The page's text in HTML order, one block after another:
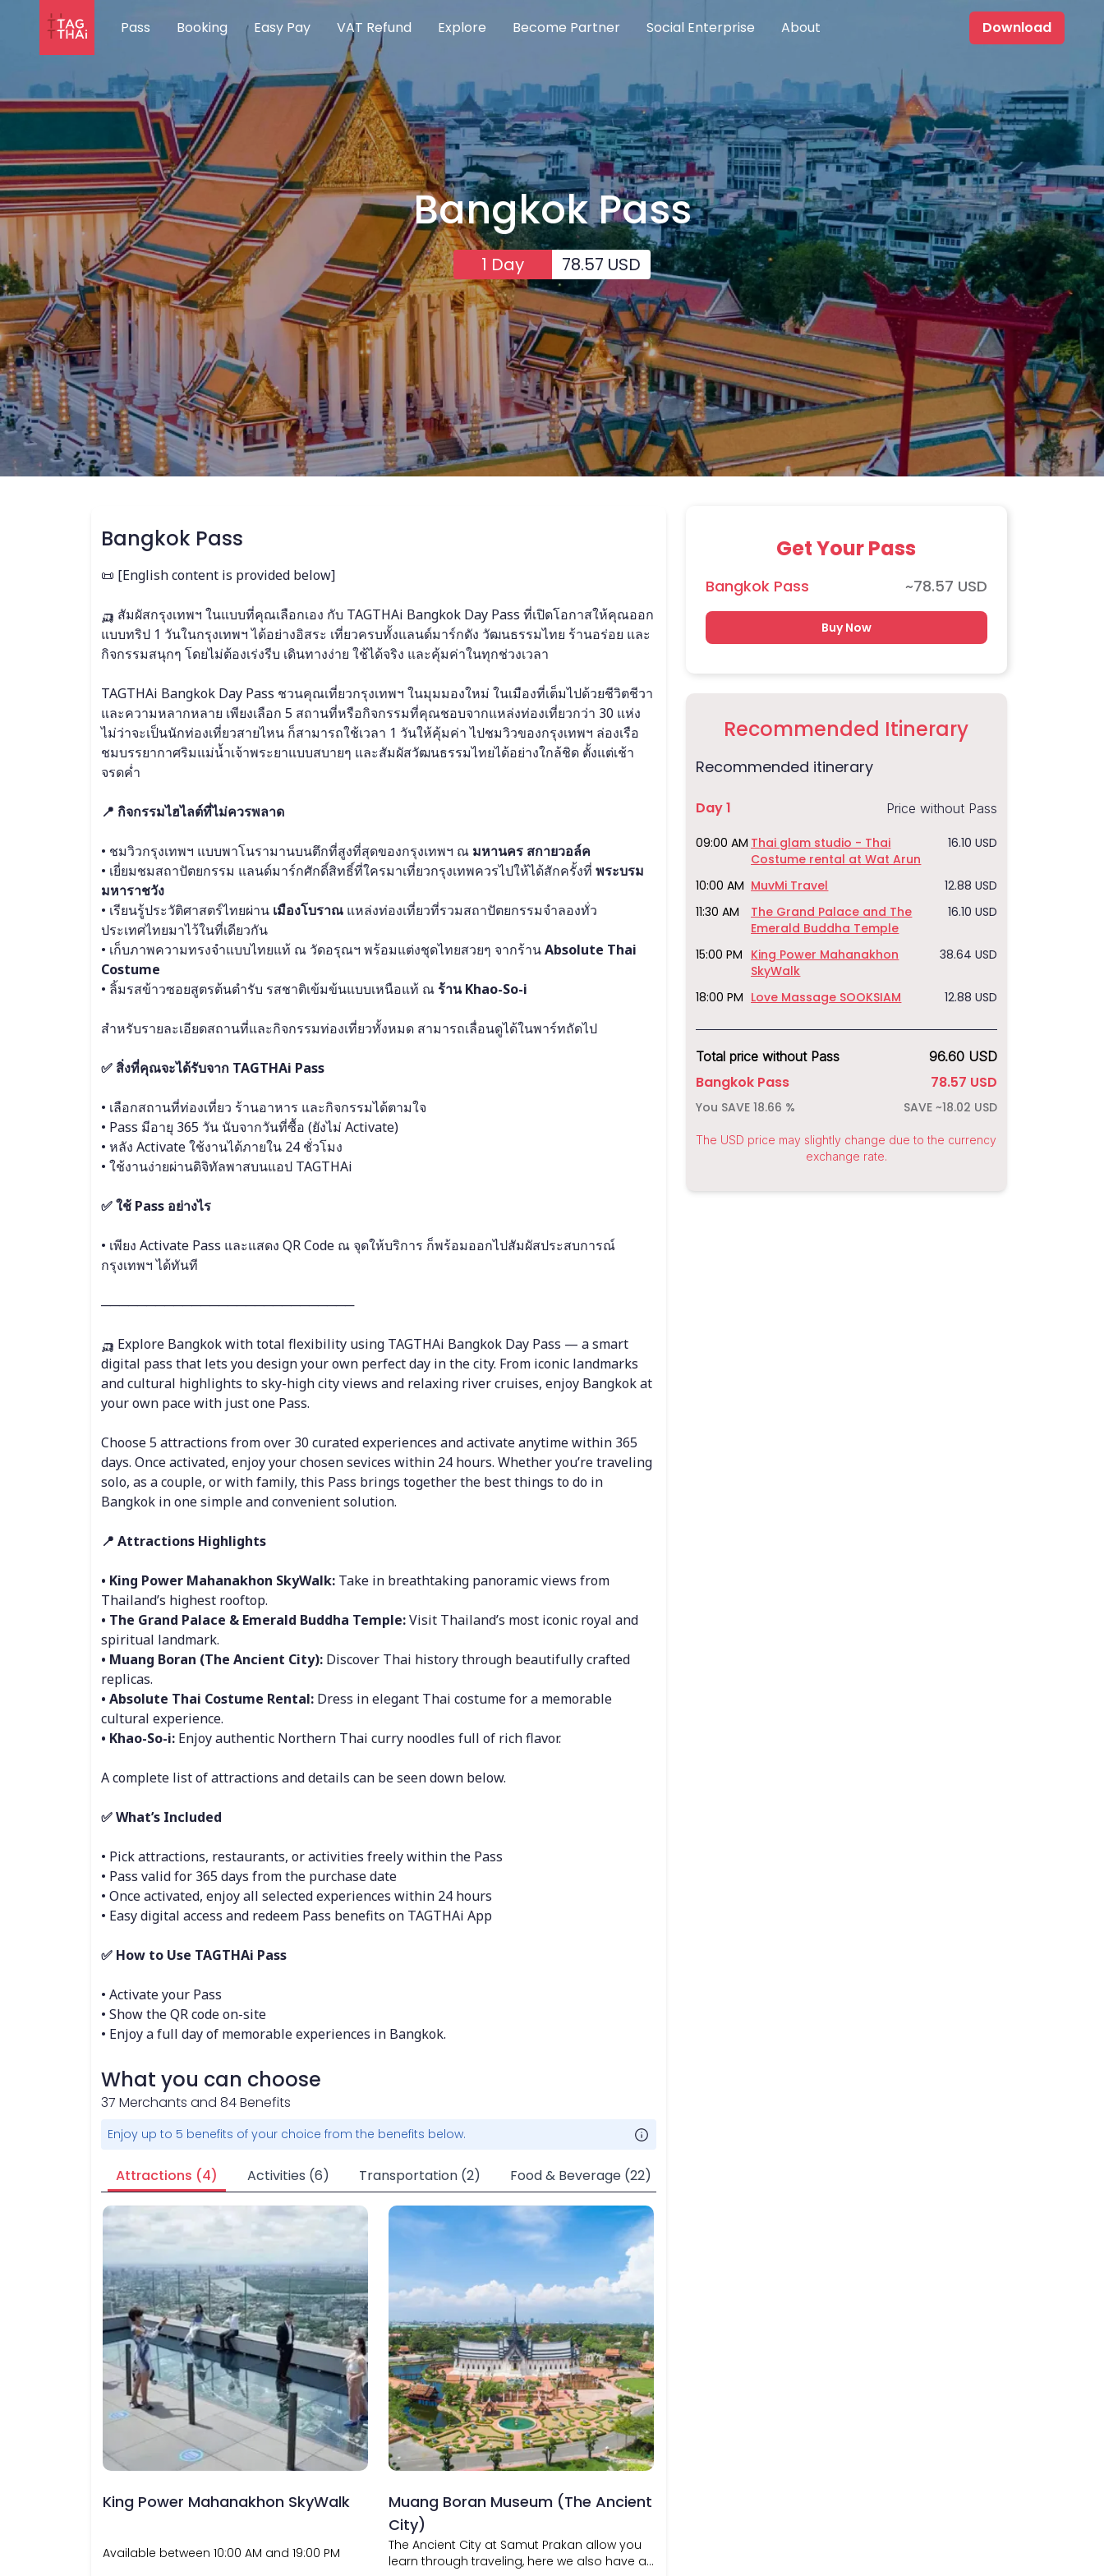
Pass Booking Easy Pay VAT Refund Explore Become Partner Social Enterprise About Download
Bangkok Pass
1 Day 78.57 USD
Bangkok Pass
📜 [English content is provided below]
🛺 สัมผัสกรุงเทพฯ ในแบบที่คุณเลือกเอง กับ TAGTHAi Bangkok Day Pass ที่เปิดโอกาสให้คุณออก
แบบทริป 1 วันในกรุงเทพฯ ได้อย่างอิสระ เที่ยวครบทั้งแลนด์มาร์กดัง วัฒนธรรมไทย ร้านอร่อย และ
กิจกรรมสนุกๆ โดยไม่ต้องเร่งรีบ เดินทางง่าย ใช้ได้จริง และคุ้มค่าในทุกช่วงเวลา
TAGTHAi Bangkok Day Pass ชวนคุณเที่ยวกรุงเทพฯ ในมุมมองใหม่ ในเมืองที่เต็มไปด้วยชีวิตชีวา
และความหลากหลาย เพียงเลือก 5 สถานที่หรือกิจกรรมที่คุณชอบจากแหล่งท่องเที่ยวกว่า 30 แห่ง
ไม่ว่าจะเป็นนักท่องเที่ยวสายไหน ก็สามารถใช้เวลา 1 วันให้คุ้มค่า ไปชมวิวของกรุงเทพฯ ล่องเรือ
ชมบรรยากาศริมแม่น้ำเจ้าพระยาแบบสบายๆ และสัมผัสวัฒนธรรมไทยได้อย่างใกล้ชิด ตั้งแต่เช้า
จรดค่ำ
📍 กิจกรรมไฮไลต์ที่ไม่ควรพลาด
• ชมวิวกรุงเทพฯ แบบพาโนรามานบนตึกที่สูงที่สุดของกรุงเทพฯ ณ มหานคร สกายวอล์ค
• เยี่ยมชมสถาปัตยกรรม แลนด์มาร์กศักดิ์สิทธิ์ที่ใครมาเที่ยวกรุงเทพควรไปให้ได้สักครั้งที่ พระบรม
มหาราชวัง
• เรียนรู้ประวัติศาสตร์ไทยผ่าน เมืองโบราณ แหล่งท่องเที่ยวที่รวมสถาปัตยกรรมจำลองทั่ว
ประเทศไทยมาไว้ในที่เดียวกัน
• เก็บภาพความทรงจำแบบไทยแท้ ณ วัดอรุณฯ พร้อมแต่งชุดไทยสวยๆ จากร้าน Absolute Thai
Costume
• ลิ้มรสข้าวซอยสูตรต้นตำรับ รสชาติเข้มข้นแบบเหนือแท้ ณ ร้าน Khao-So-i
สำหรับรายละเอียดสถานที่และกิจกรรมท่องเที่ยวทั้งหมด สามารถเลื่อนดูได้ในพาร์ทถัดไป
✅ สิ่งที่คุณจะได้รับจาก TAGTHAi Pass
• เลือกสถานที่ท่องเที่ยว ร้านอาหาร และกิจกรรมได้ตามใจ
• Pass มีอายุ 365 วัน นับจากวันที่ซื้อ (ยังไม่ Activate)
• หลัง Activate ใช้งานได้ภายใน 24 ชั่วโมง
• ใช้งานง่ายผ่านดิจิทัลพาสบนแอป TAGTHAi
✅ ใช้ Pass อย่างไร
• เพียง Activate Pass และแสดง QR Code ณ จุดให้บริการ ก็พร้อมออกไปสัมผัสประสบการณ์
กรุงเทพฯ ได้ทันที
────────────────────────────
🛺 Explore Bangkok with total flexibility using TAGTHAi Bangkok Day Pass — a smart
digital pass that lets you design your own perfect day in the city. From iconic landmarks
and cultural highlights to sky-high city views and relaxing river cruises, enjoy Bangkok at
your own pace with just one Pass.
Choose 5 attractions from over 30 curated experiences and activate anytime within 365
days. Once activated, enjoy your chosen sevices within 24 hours. Whether you’re traveling
solo, as a couple, or with family, this Pass brings together the best things to do in
Bangkok in one simple and convenient solution.
📍 Attractions Highlights
• King Power Mahanakhon SkyWalk: Take in breathtaking panoramic views from
Thailand’s highest rooftop.
• The Grand Palace & Emerald Buddha Temple: Visit Thailand’s most iconic royal and
spiritual landmark.
• Muang Boran (The Ancient City): Discover Thai history through beautifully crafted
replicas.
• Absolute Thai Costume Rental: Dress in elegant Thai costume for a memorable
cultural experience.
• Khao-So-i: Enjoy authentic Northern Thai curry noodles full of rich flavor.
A complete list of attractions and details can be seen down below.
✅ What’s Included
• Pick attractions, restaurants, or activities freely within the Pass
• Pass valid for 365 days from the purchase date
• Once activated, enjoy all selected experiences within 24 hours
• Easy digital access and redeem Pass benefits on TAGTHAi App
✅ How to Use TAGTHAi Pass
• Activate your Pass
• Show the QR code on-site
• Enjoy a full day of memorable experiences in Bangkok.
What you can choose
37 Merchants and 84Benefits
Enjoy up to 5 benefits of your choice from the benefits below.
Attractions (4) Activities (6) Transportation (2) Food & Beverage (22)
King Power Mahanakhon SkyWalk
Available between 10:00 AM and 19:00 PM
Muang Boran Museum (The Ancient
City)
The Ancient City at Samut Prakan allow you
learn through traveling, here we also have a
Get Your Pass
Bangkok Pass ~78.57 USD
Buy Now
Recommended Itinerary
Recommended itinerary
Day1 Price without Pass
09:00 AM Thai glam studio - Thai
Costume rental at Wat Arun
16.10 USD
10:00 AM MuvMi Travel 12.88 USD
11:30 AM
The Grand Palace and The
Emerald Buddha Temple
16.10 USD
15:00 PM King Power Mahanakhon
SkyWalk
38.64 USD
18:00 PM Love Massage SOOKSIAM 12.88 USD
Total price without Pass 96.60USD
Bangkok Pass 78.57 USD
You SAVE 18.66 % SAVE ~18.02 USD
The USD price may slightly change due to the currency
exchange rate.